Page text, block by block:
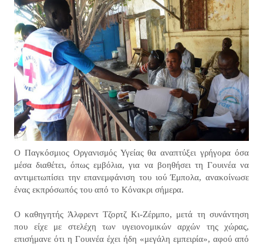
Ο Παγκόσμιος Οργανισμός Υγείας θα αναπτύξει γρήγορα όσα
μέσα διαθέτει, όπως εμβόλια, για να βοηθήσει τη Γουινέα να
αντιμετωπίσει την επανεμφάνιση του ιού Έμπολα, ανακοίνωσε
ένας εκπρόσωπός του από το Κόνακρι σήμερα.
Ο καθηγητής Άλφρεντ Τζορτζ Κι-Ζέρμπο, μετά τη συνάντηση
που είχε με στελέχη των υγειονομικών αρχών της χώρας,
επισήμανε ότι η Γουινέα έχει ήδη «μεγάλη εμπειρία», αφού από